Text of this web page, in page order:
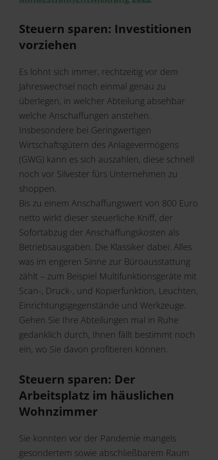
Steuern sparen: Investitionen
vorziehen
Es lohnt sich immer, rechtzeitig vor dem
Jahreswechsel noch einmal genau zu
überlegen, in welcher Abteilung absehbar
welche Anschaffungen anstehen.
Insbesondere bei Geringwertigen
Wirtschaftsgütern des Anlagevermögens
(GWG) kann es sich auszahlen, diese schnell
noch vor Silvester fürs Unternehmen zu
shoppen.
Bis zu einem Anschaffungswert von 800 Euro
netto wirkt dieser steuerliche Kniff, der
Sofortabzug der Anschaffungskosten als
Betriebsausgaben. Die Klassiker dabei: Alles
was im engeren Sinne zur Büroausstattung
zählt – zum Beispiel Multifunktionsgeräte mit
Scan-, Druck-, und Kopierfunktion, Leuchten,
Einrichtungsgegenstände und Werkzeuge.
Gehen Sie Ihre Abteilungen mal in Ruhe
gedanklich durch, Ihnen fällt bestimmt noch
ein, wo Sie davon profitieren können.
Steuern sparen: Der
Arbeitsplatz im häuslichen
Wohnzimmer
Sie konnten vor der Pandemie mangels
gesondertem sowie abschließbarem Raum